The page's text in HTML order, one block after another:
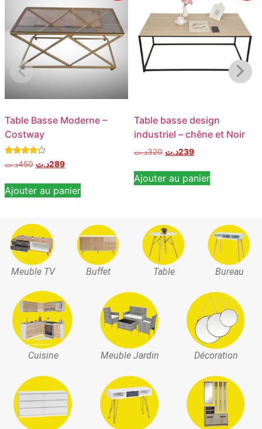
Table Basse Moderne –
Costway
Note
4.00
450د.ت 289د.ت
Ajouter au panier
Table basse design
industriel – chêne et Noir
320د.ت 239د.ت
Ajouter au panier
Meuble TV Buffet Table Bureau
Cuisine Meuble Jardin Décoration